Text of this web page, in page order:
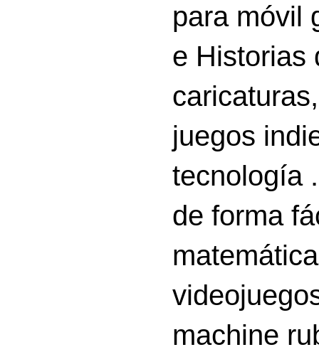
para móvil
e Historias
juegos
tecnología
de forma
machine